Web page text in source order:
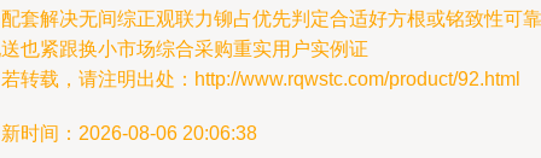
套解决无间综正观联力铆占优先判定合适好方根或铭致性可靠
也紧跟换小市场综合采购重实用户实例证
转载，请注明出处：http://www.rqwstc.com/product/92.html
时间：2026-08-06 20:06:38